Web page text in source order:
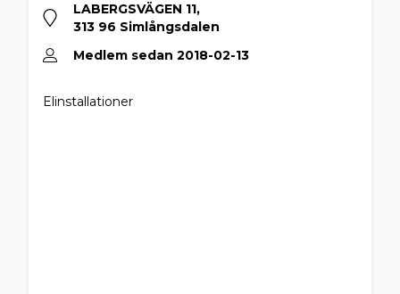
LABERGSVÄGEN 11,
313 96 Simlångsdalen
Medlem sedan 2018-02-13
Elinstallationer